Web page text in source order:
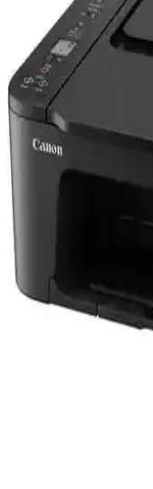
HP Smart Tank 670,
ekonomik mürekkep
fonksiyonlu yazıcıdır.
Epson L3150 ve
Pickup Roller Seti
Epson L3150 ve uyumlu
Roller Seti, uzun ömür,
Yazıcı performansını
305 Kartuş Nedir
Sağladığı
305 kartuş, yüksek
kullanımı için ideal,
HP LaserJet Pro
Renkli Lazer
HP LaserJet Pro MFP
fonksiyonlarıyla ofis